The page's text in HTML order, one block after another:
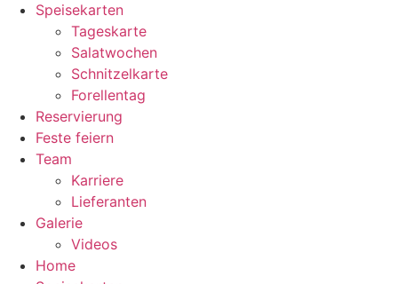
Speisekarten
Tageskarte
Salatwochen
Schnitzelkarte
Forellentag
Reservierung
Feste feiern
Team
Karriere
Lieferanten
Galerie
Videos
Home